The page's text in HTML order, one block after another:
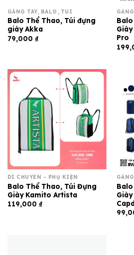
GĂNG TAY, BALO, TÚI
Balo Thể Thao, Túi đựng
giày Akka
79,000 ₫
Pro
DI CHUYỂN - PHỤ KIỆN
Balo Thể Thao, Túi Đựng
Giày Kamito Artista
119,000 ₫